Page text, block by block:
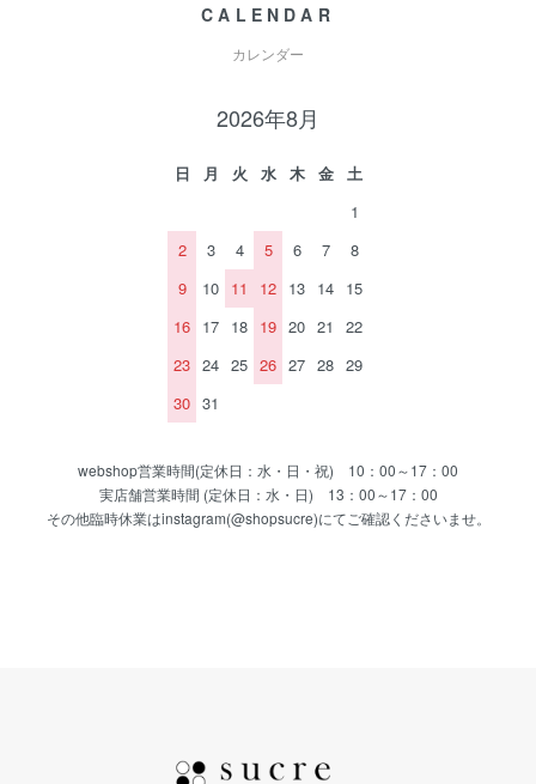
CALENDAR
カレンダー
2026年8月
日 月 火 水 木 金
土
1
2
3 4 5 6 7
8
9
10 11 12 13 14 15
16 17 18 19 20 21
22
23 24 25 26 27 28 29
30 31
webshop営業時間(定休日：水・日・祝) 10：00～17：00
実店舗営業時間 (定休日：水・日) 13：00～17：00
その他臨時休業はinstagram(@shopsucre)にてご確認くださいませ。